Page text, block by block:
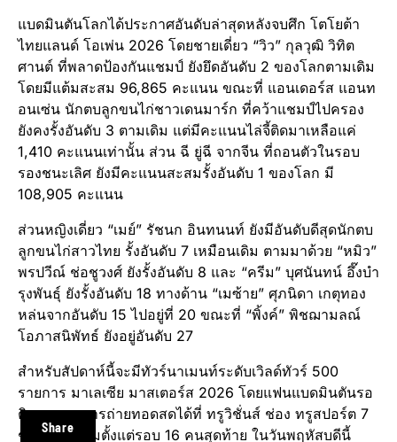
Share
แบดมินตันโลกได้ประกาศอันดับล่าสุดหลังจบศึก โตโยต้า
ไทยแลนด์ โอเพ่น 2026 โดยชายเดี่ยว “วิว” กุลวุฒิ วิทิต
ศานต์ ที่พลาดป้องกันแชมป์ ยังยึดอันดับ 2 ของโลกตามเดิม
โดยมีแต้มสะสม 96,865 คะแนน ขณะที่ แอนเดอร์ส แอนท
อนเซ่น นักตบลูกขนไก่ชาวเดนมาร์ก ที่คว้าแชมป์ไปครอง
ยังคงรั้งอันดับ 3 ตามเดิม แต่มีคะแนนไล่จี้ติดมาเหลือแค่
1,410 คะแนนเท่านั้น ส่วน ฉี ยู่ฉี จากจีน ที่ถอนตัวในรอบ
รองชนะเลิศ ยังมีคะแนนสะสมรั้งอันดับ 1 ของโลก มี
108,905 คะแนน
ส่วนหญิงเดี่ยว “เมย์” รัชนก อินทนนท์ ยังมีอันดับดีสุดนักตบ
ลูกขนไก่สาวไทย รั้งอันดับ 7 เหมือนเดิม ตามมาด้วย “หมิว”
พรปวีณ์ ช่อชูวงศ์ ยังรั้งอันดับ 8 และ “ครีม” บุศนันทน์ อึ๊งบำ
รุงพันธุ์ ยังรั้งอันดับ 18 ทางด้าน “เมซ้าย” ศุภนิดา เกตุทอง
หล่นจากอันดับ 15 ไปอยู่ที่ 20 ขณะที่ “พิ้งค์” พิชฌามลณ์
โอภาสนิพัทธ์ ยังอยู่อันดับ 27
สำหรับสัปดาห์นี้จะมีทัวร์นาเมนท์ระดับเวิลด์ทัวร์ 500
รายการ มาเลเซีย มาสเตอร์ส 2026 โดยแฟนแบดมินตันรอ
ติดตามชมการถ่ายทอดสดได้ที่ ทรูวิชั่นส์ ช่อง ทรูสปอร์ต 7
ช่อง 686 เริ่มตั้งแต่รอบ 16 คนสุดท้าย ในวันพฤหัสบดีนี้